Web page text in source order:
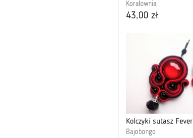
Koralownia
43,00 zł
Kolczyki sutasz Fever
Bajobongo